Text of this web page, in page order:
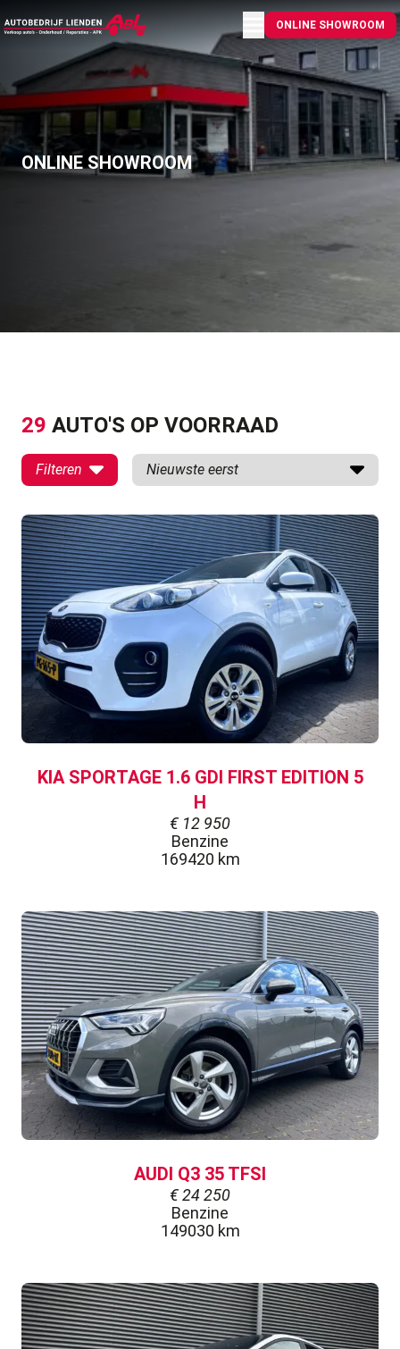
Menu openen
ONLINE SHOWROOM
ONLINE SHOWROOM
29 AUTO'S OP VOORRAAD
KIA SPORTAGE 1.6 GDI FIRST EDITION 5
H
€ 12 950
Benzine
169420 km
AUDI Q3 35 TFSI
€24 250
Benzine
149030 km